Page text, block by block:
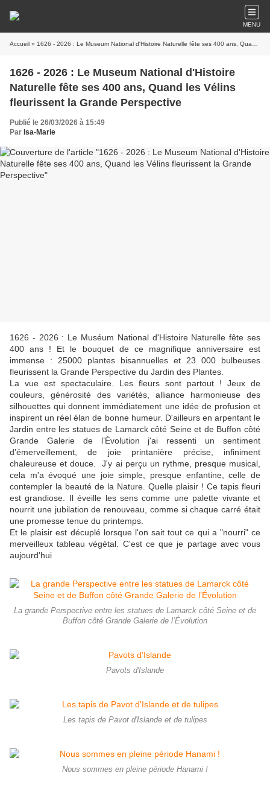
MENU
Accueil » 1626 - 2026 : Le Museum National d'Histoire Naturelle fête ses 400 ans, Quand les Vélins fleurissent la Grande Perspective
1626 - 2026 : Le Museum National d'Histoire
Naturelle fête ses 400 ans, Quand les Vélins
fleurissent la Grande Perspective
Publié le 26/03/2026 à 15:49
Par Isa-Marie
1626 - 2026 : Le Muséum National d'Histoire Naturelle fête ses
400 ans ! Et le bouquet de ce magnifique anniversaire est
immense : 25000 plantes bisannuelles et 23 000 bulbeuses
fleurissent la Grande Perspective du Jardin des Plantes.
La vue est spectaculaire. Les fleurs sont partout ! Jeux de
couleurs, générosité des variétés, alliance harmonieuse des
silhouettes qui donnent immédiatement une idée de profusion et
inspirent un réel élan de bonne humeur. D'ailleurs en arpentant le
Jardin entre les statues de Lamarck côté Seine et de Buffon côté
Grande Galerie de l’Évolution j'ai ressenti un sentiment
d'émerveillement, de joie printanière précise, infiniment
chaleureuse et douce. J'y ai perçu un rythme, presque musical,
cela m'a évoqué une joie simple, presque enfantine, celle de
contempler la beauté de la Nature. Quelle plaisir ! Ce tapis fleuri
est grandiose. Il éveille les sens comme une palette vivante et
nourrit une jubilation de renouveau, comme si chaque carré était
une promesse tenue du printemps.
Et le plaisir est décuplé lorsque l'on sait tout ce qui a "nourri" ce
merveilleux tableau végétal. C'est ce que je partage avec vous
aujourd'hui
La grande Perspective entre les statues de Lamarck côté Seine et de
Buffon côté Grande Galerie de l’Évolution
Pavots d'Islande
Les tapis de Pavot d'Islande et de tulipes
Nous sommes en pleine période Hanami !